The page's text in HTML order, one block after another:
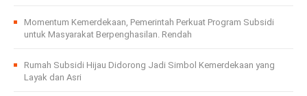
Momentum Kemerdekaan, Pemerintah Perkuat Program Subsidi
untuk Masyarakat Berpenghasilan. Rendah
Rumah Subsidi Hijau Didorong Jadi Simbol Kemerdekaan yang
Layak dan Asri